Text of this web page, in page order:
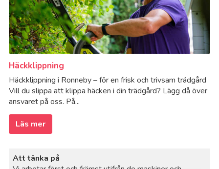
Häckklippning
Häckklippning i Ronneby – för en frisk och trivsam trädgård
Vill du slippa att klippa häcken i din trädgård? Lägg då över
ansvaret på oss. På...
Läs mer
Att tänka på